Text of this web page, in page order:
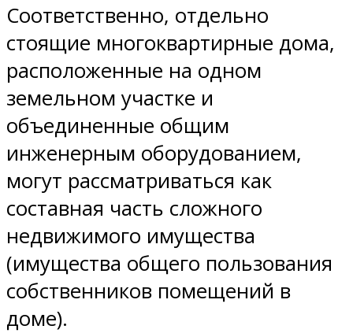
Соответственно, отдельно
стоящие многоквартирные дома,
расположенные на одном
земельном участке и
объединенные общим
инженерным оборудованием,
могут рассматриваться как
составная часть сложного
недвижимого имущества
(имущества общего пользования
собственников помещений в
доме).